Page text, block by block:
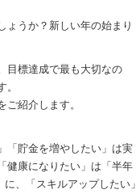
ょうか？新しい年の始まり
目標達成で最も大切なの
紹介します。
「貯金を増やしたい」は実
健康になりたい」は「半年
、「スキルアップしたい」